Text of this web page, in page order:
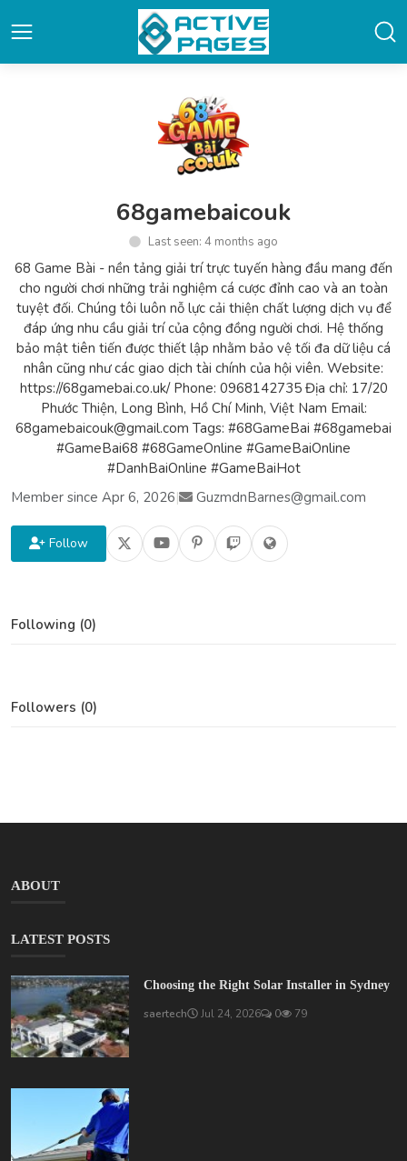
68gamebaicouk
Last seen: 4 months ago
68 Game Bài - nền tảng giải trí trực tuyến hàng đầu mang đến
cho người chơi những trải nghiệm cá cược đỉnh cao và an toàn
tuyệt đối. Chúng tôi luôn nỗ lực cải thiện chất lượng dịch vụ để
đáp ứng nhu cầu giải trí của cộng đồng người chơi. Hệ thống
bảo mật tiên tiến được thiết lập nhằm bảo vệ tối đa dữ liệu cá
nhân cũng như các giao dịch tài chính của hội viên. Website:
https://68gamebai.co.uk/ Phone: 0968142735 Địa chỉ: 17/20
Phước Thiện, Long Bình, Hồ Chí Minh, Việt Nam Email:
68gamebaicouk@gmail.com Tags: #68GameBai #68gamebai
#GameBai68 #68GameOnline #GameBaiOnline
#DanhBaiOnline #GameBaiHot
Member since Apr 6, 2026| GuzmdnBarnes@gmail.com
Follow
Following (0)
Followers (0)
ABOUT
LATEST POSTS
Choosing the Right Solar Installer in Sydney
saertech Jul 24, 2026 0 79